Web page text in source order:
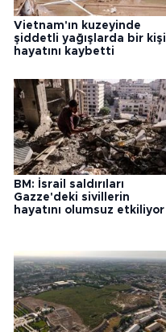
Vietnam'ın kuzeyinde
şiddetli yağışlarda bir kişi
hayatını kaybetti
BM: İsrail saldırıları
Gazze'deki sivillerin
hayatını olumsuz etkiliyor